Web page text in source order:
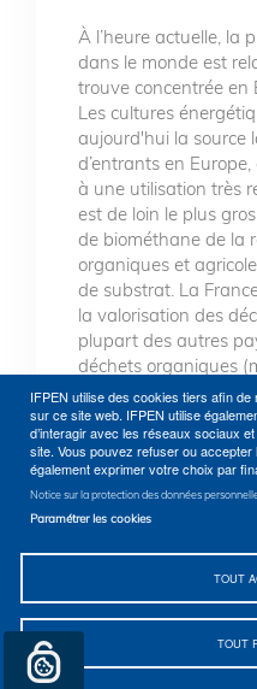
IFPEN utilise des cookies tiers afin de
sur ce site web. IFPEN utilise
d’interagir avec les réseaux sociaux
site. Vous pouvez refuser ou accepter
également exprimer votre choix par
Notice sur la protection des données
Paramétrer les cookies
TOUT
TOUT
À l’heure actuelle, la
dans le monde est
trouve concentrée en
Les cultures
aujourd'hui la source
d’entrants en
à une utilisation très
est de loin le plus
de biométhane de la
organiques et
de substrat. La
la valorisation des
plupart des autres
déchets organiques
plus long terme, la
issue de ressources
également
maximal de
(utilisé comme biogaz
biométhane) est
des cultures
La prise en compte